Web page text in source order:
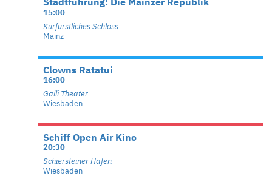
15:00
Kurfürstliches Schloss
Mainz
Clowns Ratatui
16:00
Galli Theater
Wiesbaden
Schiff Open Air Kino
20:30
Schiersteiner Hafen
Wiesbaden